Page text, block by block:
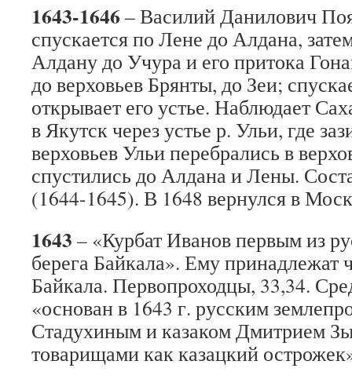
1643-1646 – Василий Данилович
спускается по Лене до Алдана,
Алдану до Учура и его притока
до верховьев Брянты, до Зеи;
открывает его устье. Наблюдает
в Якутск через устье р. Ульи, где
верховьев Ульи перебрались в
спустились до Алдана и Лены.
(1644-1645). В 1648 вернулся в
1643 – «Курбат Иванов первым из
берега Байкала». Ему
Байкала. Первопроходцы, 33,34.
«основан в 1643 г. русским
Стадухиным и казаком Дмитрием
товарищами как казацкий